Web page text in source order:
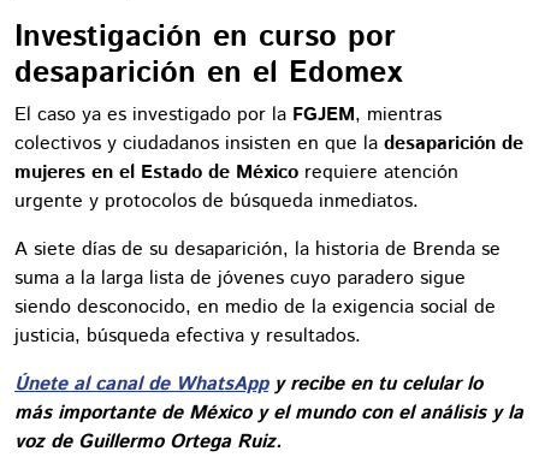
Investigación en curso por
desaparición en el Edomex
El caso ya es investigado por la FGJEM, mientras
colectivos y ciudadanos insisten en que la desaparición de
mujeres en el Estado de México requiere atención
urgente y protocolos de búsqueda inmediatos.
A siete días de su desaparición, la historia de Brenda se
suma a la larga lista de jóvenes cuyo paradero sigue
siendo desconocido, en medio de la exigencia social de
justicia, búsqueda efectiva y resultados.
Únete al canal de WhatsAppy recibe en tu celular lo
más importante de México y el mundo con el análisis y la
voz de Guillermo Ortega Ruiz.